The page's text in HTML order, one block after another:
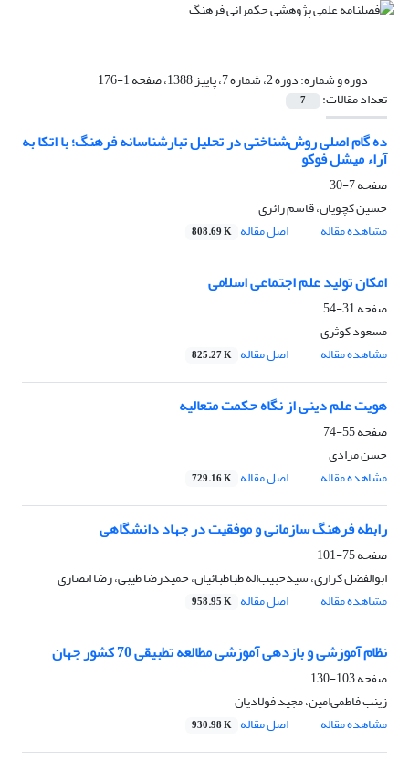
دوره و شماره:دوره 2، شماره 7، پاییز 1388، صفحه 1-176
تعداد مقالات: 7
ده گام اصلی روش‌شناختی در تحلیل تبارشناسانه فرهنگ؛ با اتکا به
آراء میشل فوکو
صفحه7-30
حسین کچویان، قاسم زائری
مشاهده مقاله
اصل مقاله 808.69 K
امکان تولید علم اجتماعی اسلامی
صفحه31-54
مسعود کوثری
مشاهده مقاله
اصل مقاله 825.27 K
هویت علم دینی از نگاه حکمت متعالیه
صفحه55-74
حسن مرادی
مشاهده مقاله
اصل مقاله 729.16 K
رابطه فرهنگ سازمانی و موفقیت در جهاد دانشگاهی
صفحه75-101
ابوالفضل کزازی، سیدحبیب‌اله طباطبائیان، حمیدرضا طیبی، رضا انصاری
مشاهده مقاله
اصل مقاله 958.95 K
نظام آموزشی و بازدهی آموزشی مطالعه تطبیقی 70 کشور جهان
صفحه103-130
زینب فاطمی‌امین، مجید فولادیان
مشاهده مقاله
اصل مقاله 930.98 K